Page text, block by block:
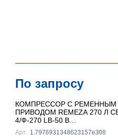
По запросу
КОМПРЕССОР С РЕМЕННЫМ
ПРИВОДОМ REMEZA 270 Л
4/Ф-270 LB-50 В
ВЕРТИКАЛЬНЫЙ
Арт: 1.7976931348623157e308